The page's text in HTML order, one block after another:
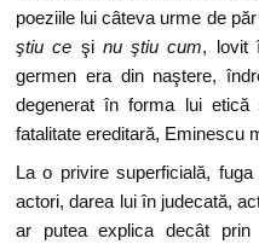
poeziile lui câteva urme de
ştiu ce şi nu ştiu cum, lovit
germen era din naştere,
degenerat în forma lui etică
fatalitate ereditară, Eminescu
La o privire superficială,
actori, darea lui în judecată,
ar putea explica decât prin